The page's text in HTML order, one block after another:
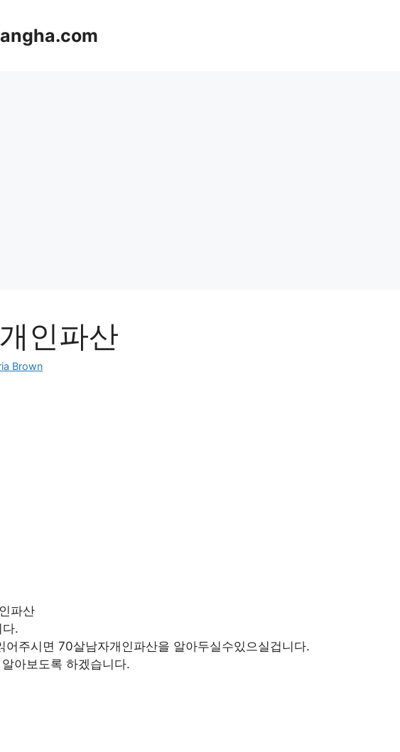
인파산
Brown
파산
.
어주시면 70살남자개인파산을 알아두실수있으실겁니다.
아보도록 하겠습니다.